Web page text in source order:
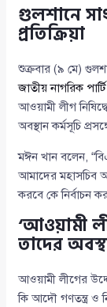
গুলশানে
প্রতিক্রিয়া
শুক্রবার (৯ মে)
জাতীয় নাগরিক
আওয়ামী লীগ
অবস্থান কর্মসূচি
মঈন খান বলেন,
আমাদের মহাসচিব
করবে কে নির্বাচন
‘আওয়ামী
তাদের
আওয়ামী লীগের
কি আদৌ গণতন্ত্র ও